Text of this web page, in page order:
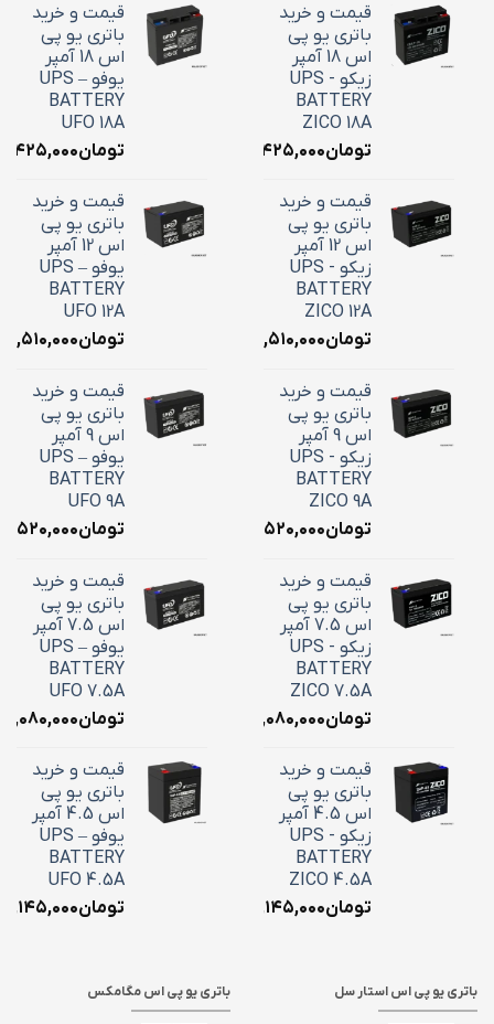
قیمت و خرید
باتری یو پی
اس 18 آمپر
زیکو - UPS
BATTERY
ZICO 18A
تومان۷,۴۲۵,۰۰۰
قیمت و خرید
باتری یو پی
اس 12 آمپر
زیکو - UPS
BATTERY
ZICO 12A
تومان۴,۵۱۰,۰۰۰
قیمت و خرید
باتری یو پی
اس 9 آمپر
زیکو - UPS
BATTERY
ZICO 9A
تومان۳,۵۲۰,۰۰۰
قیمت و خرید
باتری یو پی
اس 7.5 آمپر
زیکو - UPS
BATTERY
ZICO 7.5A
تومان۳,۰۸۰,۰۰۰
قیمت و خرید
باتری یو پی
اس 4.5 آمپر
زیکو - UPS
BATTERY
ZICO 4.5A
تومان۲,۱۴۵,۰۰۰
قیمت و خرید
باتری یو پی
اس 18 آمپر
یوفو – UPS
BATTERY
UFO 18A
تومان
قیمت و خرید
باتری یو پی
اس 12 آمپر
یوفو – UPS
BATTERY
UFO 12A
تومان۴,۵۱۰,۰۰۰
قیمت و خرید
باتری یو پی
اس 9 آمپر
یوفو – UPS
BATTERY
UFO 9A
تومان۳,۵۲۰,۰۰۰
قیمت و خرید
باتری یو پی
اس 7.5 آمپر
یوفو – UPS
BATTERY
UFO 7.5A
تومان۳,۰۸۰,۰۰۰
قیمت و خرید
باتری یو پی
اس 4.5 آمپر
یوفو – UPS
BATTERY
UFO 4.5A
تومان۲,۱۴۵,۰۰۰
باتری یو پی اس استار سل باتری یو پی اس مگامکس